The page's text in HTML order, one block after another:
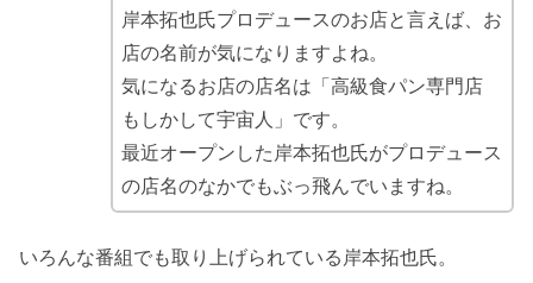
岸本拓也氏プロデュースのお店と言えば、お
店の名前が気になりますよね。
気になるお店の店名は「高級食パン専門店
もしかして宇宙人」です。
最近オープンした岸本拓也氏がプロデュース
の店名のなかでもぶっ飛んでいますね。
いろんな番組でも取り上げられている岸本拓也氏。